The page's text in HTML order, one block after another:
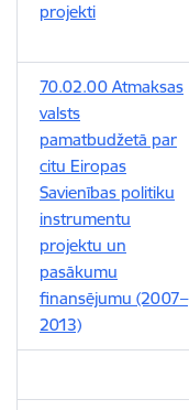
projekti
70.02.00 Atmaksas
valsts
pamatbudžetā par
citu Eiropas
Savienības politiku
instrumentu
projektu un
pasākumu
finansējumu (2007–
2013)